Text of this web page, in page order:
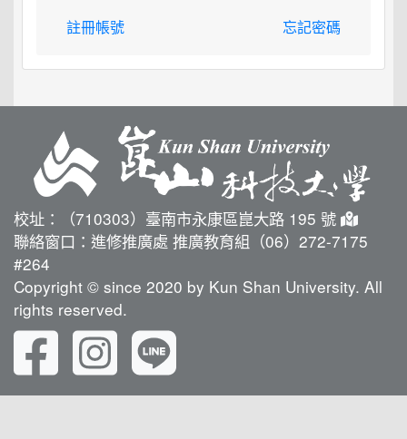
註冊帳號 忘記密碼
校址：（710303）臺南市永康區崑大路 195 號
聯絡窗口：進修推廣處 推廣教育組（06）272-7175
#264
Copyright © since 2020 by Kun Shan University. All
rights reserved.